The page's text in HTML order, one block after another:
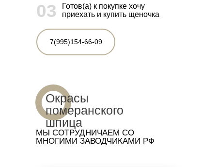
Готов(а) к покупке хочу
приехать и купить щеночка
7(995)154-66-09
03
Окрасы
померанского
шпица
МЫ СОТРУДНИЧАЕМ СО
МНОГИМИ ЗАВОДЧИКАМИ РФ